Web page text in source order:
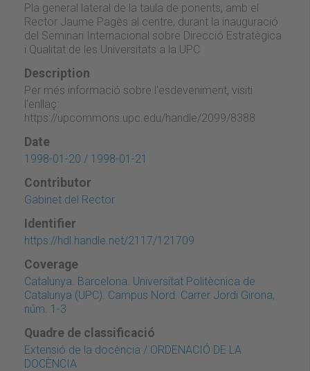
Pla general lateral de la taula de ponents, amb el
Rector Jaume Pagès al centre, durant la inauguració
del Seminari Internacional sobre Direcció Estratègica
i Qualitat de les Universitats a la UPC
Description
Per més informació sobre l'esdeveniment, visiti
l'enllaç:
https://upcommons.upc.edu/handle/2099/8388
Date
1998-01-20 / 1998-01-21
Contributor
Gabinet del Rector
Identifier
https://hdl.handle.net/2117/121709
Coverage
Catalunya. Barcelona. Universitat Politècnica de
Catalunya (UPC). Campus Nord. Carrer Jordi Girona,
núm. 1-3
Quadre de classificació
Extensió de la docència / ORDENACIÓ DE LA
DOCÈNCIA